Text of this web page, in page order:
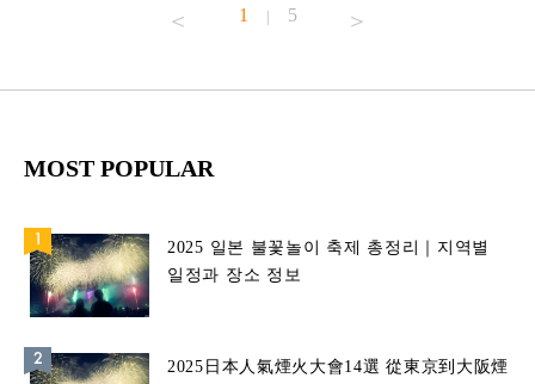
1 | 5
MOST POPULAR
2025 일본 불꽃놀이 축제 총정리｜지역별
일정과 장소 정보
2025日本人氣煙火大會14選 從東京到大阪煙